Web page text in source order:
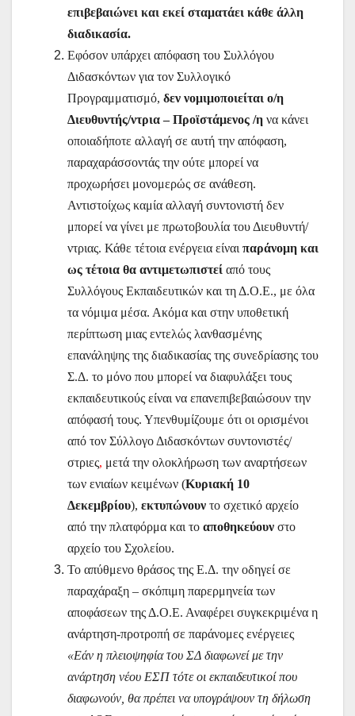
επιβεβαιώνει και εκεί σταματάει κάθε άλλη
διαδικασία.
Εφόσον υπάρχει απόφαση του Συλλόγου
Διδασκόντων για τον Συλλογικό
Προγραμματισμό, δεν νομιμοποιείται ο/η
Διευθυντής/ντρια – Προϊστάμενος /η να κάνει
οποιαδήποτε αλλαγή σε αυτή την απόφαση,
παραχαράσσοντάς την ούτε μπορεί να
προχωρήσει μονομερώς σε ανάθεση.
Αντιστοίχως καμία αλλαγή συντονιστή δεν
μπορεί να γίνει με πρωτοβουλία του Διευθυντή/
ντριας. Κάθε τέτοια ενέργεια είναι παράνομη και
ως τέτοια θα αντιμετωπιστεί από τους
Συλλόγους Εκπαιδευτικών και τη Δ.Ο.Ε., με όλα
τα νόμιμα μέσα. Ακόμα και στην υποθετική
περίπτωση μιας εντελώς λανθασμένης
επανάληψης της διαδικασίας της συνεδρίασης του
Σ.Δ. το μόνο που μπορεί να διαφυλάξει τους
εκπαιδευτικούς είναι να επανεπιβεβαιώσουν την
απόφασή τους. Υπενθυμίζουμε ότι οι ορισμένοι
από τον Σύλλογο Διδασκόντων συντονιστές/
στριες, μετά την ολοκλήρωση των αναρτήσεων
των ενιαίων κειμένων (Κυριακή 10
Δεκεμβρίου), εκτυπώνουν το σχετικό αρχείο
από την πλατφόρμα και το αποθηκεύουν στο
αρχείο του Σχολείου.
Το απύθμενο θράσος της Ε.Δ. την οδηγεί σε
παραχάραξη – σκόπιμη παρερμηνεία των
αποφάσεων της Δ.Ο.Ε. Αναφέρει συγκεκριμένα η
ανάρτηση-προτροπή σε παράνομες ενέργειες
«Εάν η πλειοψηφία του ΣΔ διαφωνεί με την
ανάρτηση νέου ΕΣΠ τότε οι εκπαιδευτικοί που
διαφωνούν, θα πρέπει να υπογράψουν τη δήλωση